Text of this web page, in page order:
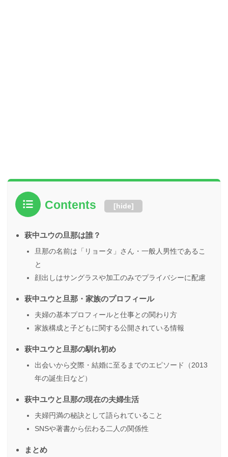
Contents [hide]
萩中ユウの旦那は誰？
旦那の名前は「リョータ」さん・一般人男性であるこ
と
顔出しはサングラスや加工のみでプライバシーに配慮
萩中ユウと旦那・家族のプロフィール
夫婦の基本プロフィールと仕事との関わり方
家族構成と子どもに関する公開されている情報
萩中ユウと旦那の馴れ初め
出会いから交際・結婚に至るまでのエピソード（2013
年の誕生日など）
萩中ユウと旦那の現在の夫婦生活
夫婦円満の秘訣として語られていること
SNSや著書から伝わる二人の関係性
まとめ